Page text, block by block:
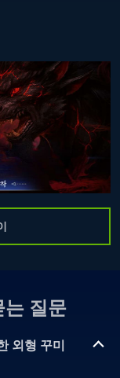
는 질문
외형 꾸미